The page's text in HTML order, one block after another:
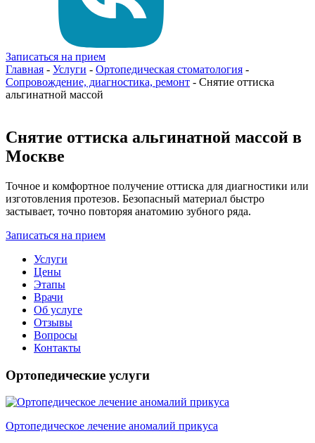
Записаться на прием
Главная - Услуги - Ортопедическая стоматология -
Сопровождение, диагностика, ремонт - Снятие оттиска
альгинатной массой
Снятие оттиска альгинатной массой в
Москве
Точное и комфортное получение оттиска для диагностики или
изготовления протезов. Безопасный материал быстро
застывает, точно повторяя анатомию зубного ряда.
Записаться на прием
Услуги
Цены
Этапы
Врачи
Об услуге
Отзывы
Вопросы
Контакты
Ортопедические услуги
Ортопедическое лечение аномалий прикуса